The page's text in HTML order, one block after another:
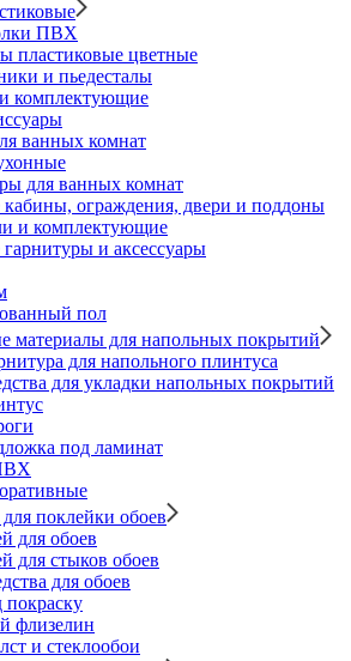
ПВХ
пластиковые цветные
и пьедесталы
комплектующие
ванных комнат
для ванных комнат
ограждения, двери и поддоны
и комплектующие
и аксессуары
пол
материалы для напольных покрытий
для напольного плинтуса
для укладки напольных покрытий
под ламинат
поклейки обоев
для обоев
для стыков обоев
для обоев
флизелин
и стеклообои